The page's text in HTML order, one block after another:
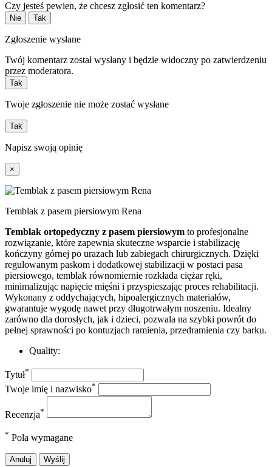
Czy jesteś pewien, że chcesz zgłosić ten komentarz?
Nie Tak
Zgłoszenie wysłane
Twój komentarz został wysłany i będzie widoczny po zatwierdzeniu
przez moderatora.
Tak
Twoje zgłoszenie nie może zostać wysłane
Tak
Napisz swoją opinię
×
Temblak z pasem piersiowym Rena
Temblak ortopedyczny z pasem piersiowym to profesjonalne
rozwiązanie, które zapewnia skuteczne wsparcie i stabilizację
kończyny górnej po urazach lub zabiegach chirurgicznych. Dzięki
regulowanym paskom i dodatkowej stabilizacji w postaci pasa
piersiowego, temblak równomiernie rozkłada ciężar ręki,
minimalizując napięcie mięśni i przyspieszając proces rehabilitacji.
Wykonany z oddychających, hipoalergicznych materiałów,
gwarantuje wygodę nawet przy długotrwałym noszeniu. Idealny
zarówno dla dorosłych, jak i dzieci, pozwala na szybki powrót do
pełnej sprawności po kontuzjach ramienia, przedramienia czy barku.
Quality:
Tytuł*
Twoje imię i nazwisko*
Recenzja*
* Pola wymagane
Anuluj Wyślij